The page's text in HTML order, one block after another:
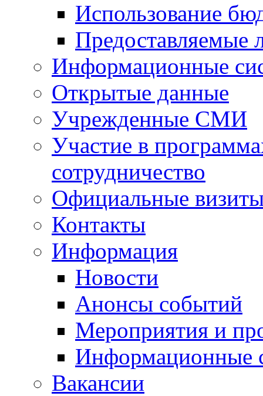
Использование
Предоставляемые
Информационные
Открытые данные
Учрежденные СМИ
Участие в
сотрудничество
Официальные
Контакты
Информация
Новости
Анонсы событий
Мероприятия и
Информационные
Вакансии